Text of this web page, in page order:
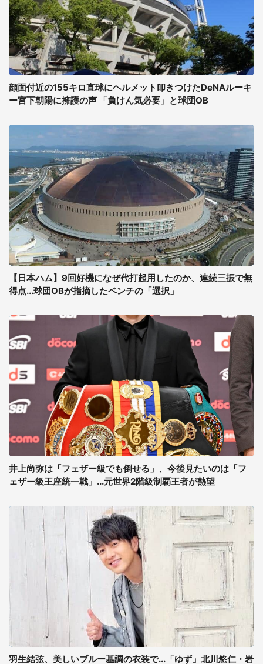
顔面付近の155キロ直球にヘルメット叩きつけたDeNAルーキ
ー宮下朝陽に擁護の声 「負けん気必要」と球団OB
【日本ハム】9回好機になぜ代打起用したのか、連続三振で無
得点...球団OBが指摘したベンチの「選択」
井上尚弥は「フェザー級でも倒せる」、今後見たいのは「フ
ェザー級王座統一戦」...元世界2階級制覇王者が熱望
羽生結弦、美しいブルー基調の衣装で...「ゆず」北川悠仁・岩